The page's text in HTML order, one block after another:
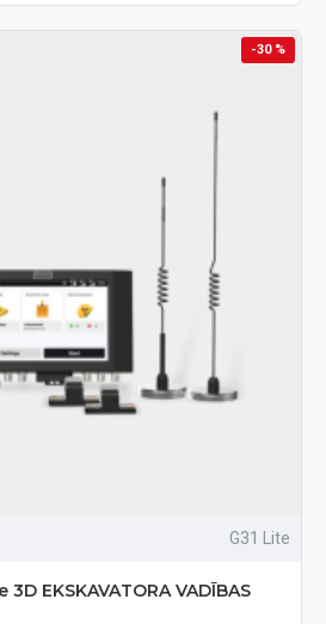
-30 %
G31 Lite
3D EKSKAVATORA VADĪBAS